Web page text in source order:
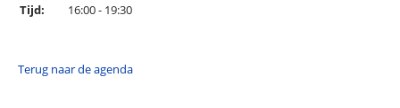
Tijd:
16:00 - 19:30
Terug naar de agenda